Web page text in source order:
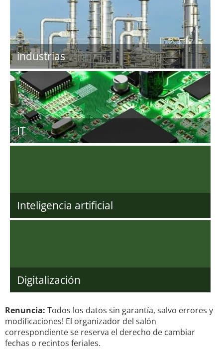
industrias
IT
Inteligencia artificial
Digitalización
Renuncia: Todos los datos sin garantía, salvo errores y
modificaciones! El organizador del salón
correspondiente se reserva el derecho de cambiar
fechas o recintos feriales.